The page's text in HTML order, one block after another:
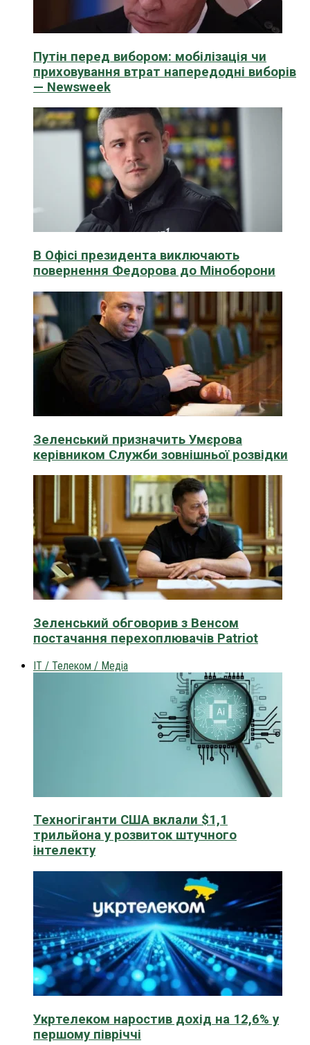
Путін перед вибором: мобілізація чи
приховування втрат напередодні виборів
— Newsweek
В Офісі президента виключають
повернення Федорова до Міноборони
Зеленський призначить Умєрова
керівником Служби зовнішньої розвідки
Зеленський обговорив з Венсом
постачання перехоплювачів Patriot
IT / Телеком / Медіа
Техногіганти США вклали $1,1
трильйона у розвиток штучного
інтелекту
Укртелеком наростив дохід на 12,6% у
першому півріччі